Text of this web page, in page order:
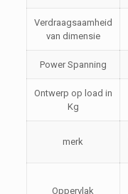
Verdraagsaamheid
van dimensie
Power Spanning
Ontwerp op load in
Kg
merk
Oppervlak